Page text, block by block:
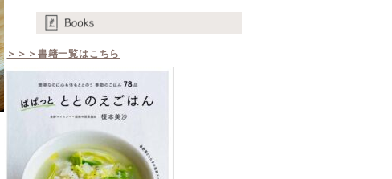
＞＞＞書籍一覧はこちら